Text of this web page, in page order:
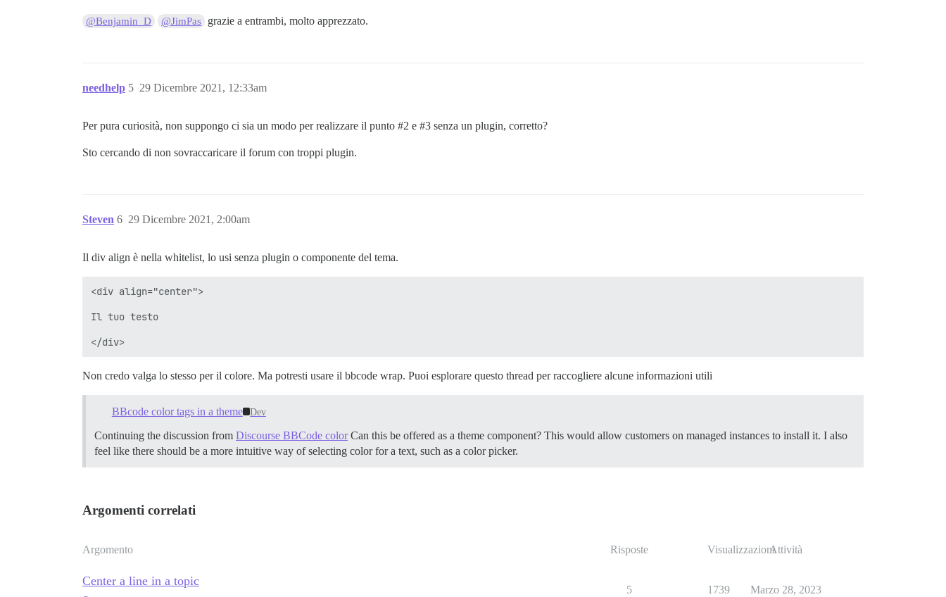
@Benjamin_D @JimPas grazie a entrambi, molto apprezzato.
needhelp 29 Dicembre 2021, 12:33am
5
Per pura curiosità, non suppongo ci sia un modo per realizzare il punto #2 e #3 senza un plugin, corretto?
Sto cercando di non sovraccaricare il forum con troppi plugin.
Steven 29 Dicembre 2021, 2:00am
6
Il div align è nella whitelist, lo usi senza plugin o componente del tema.
<div align="center">
Il tuo testo
Non credo valga lo stesso per il colore. Ma potresti usare il bbcode wrap. Puoi esplorare questo thread per raccogliere alcune informazioni utili
BBcode color tags in a theme Dev
Continuing the discussion from Discourse BBCode colorCan this be offered as a theme component? This would allow customers on managed instances to install it. I also
feel like there should be a more intuitive way of selecting color for a text, such as a color picker.
Argomenti correlati
Argomento Risposte VisualizzazioniAttività
Center a line in a topic
5 1739 Marzo 28, 2023